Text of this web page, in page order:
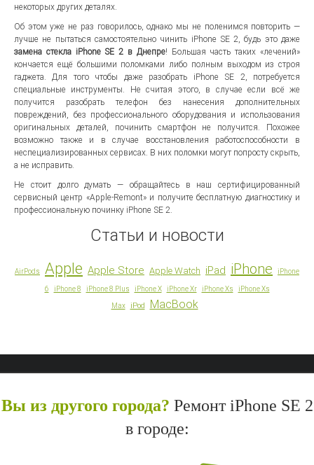
некоторых других деталях.
Об этом уже не раз говорилось, однако мы не поленимся повторить —
лучше не пытаться самостоятельно чинить iPhone SE 2, будь это даже
замена стекла iPhone SE 2 в Днепре! Большая часть таких «лечений»
кончается ещё большими поломками либо полным выходом из строя
гаджета. Для того чтобы даже разобрать iPhone SE 2, потребуется
специальные инструменты. Не считая этого, в случае если всё же
получится разобрать телефон без нанесения дополнительных
повреждений, без профессионального оборудования и использования
оригинальных деталей, починить смартфон не получится. Похожее
возможно также и в случае восстановления работоспособности в
неспециализированных сервисах. В них поломки могут попросту скрыть,
а не исправить.
Не стоит долго думать — обращайтесь в наш сертифицированный
сервисный центр «Apple-Remont» и получите бесплатную диагностику и
профессиональную починку iPhone SE 2.
Статьи и новости
AirPods Apple Apple Store Apple Watch iPad iPhone
iPhone
6
iPhone 8 iPhone 8 Plus iPhone X iPhone Xr iPhone Xs
iPhone Xs
Max
iPod MacBook
Вы из другого города? Ремонт iPhone SE 2
в городе: